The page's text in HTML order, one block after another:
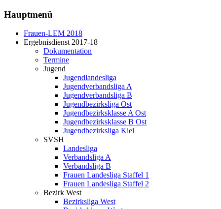
Hauptmenü
Frauen-LEM 2018
Ergebnisdienst 2017-18
Dokumentation
Termine
Jugend
Jugendlandesliga
Jugendverbandsliga A
Jugendverbandsliga B
Jugendbezirksliga Ost
Jugendbezirksklasse A Ost
Jugendbezirksklasse B Ost
Jugendbezirksliga Kiel
SVSH
Landesliga
Verbandsliga A
Verbandsliga B
Frauen Landesliga Staffel 1
Frauen Landesliga Staffel 2
Bezirk West
Bezirksliga West